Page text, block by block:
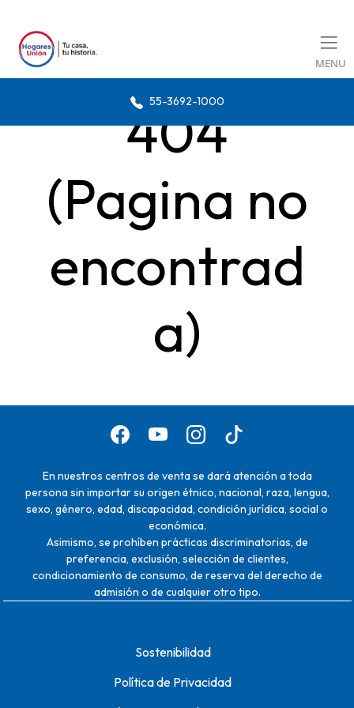
MENU
55-3692-1000
404
(Pagina no
encontrad
a)
En nuestros centros de venta se dará atención a toda
persona sin importar su origen étnico, nacional, raza, lengua,
sexo, género, edad, discapacidad, condición jurídica, social o
económica.
Asimismo, se prohíben prácticas discriminatorias, de
preferencia, exclusión, selección de clientes,
condicionamiento de consumo, de reserva del derecho de
admisión o de cualquier otro tipo.
Sostenibilidad
Política de Privacidad